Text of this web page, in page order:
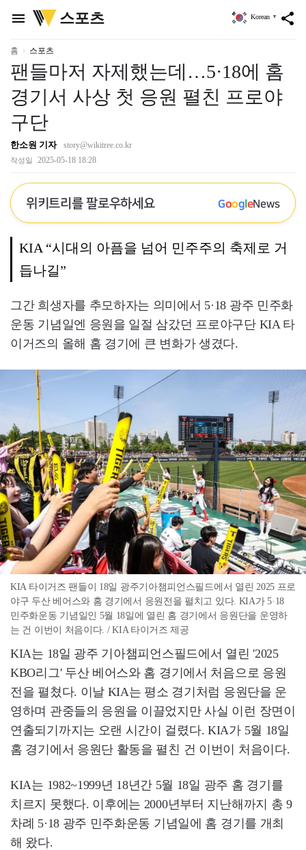
menu
위
키
스포츠 share
Korean ▼
홈 스포츠
팬들마저 자제했는데…5·18에 홈
경기서 사상 첫 응원 펼친 프로야
구단
한소원 기자 story@wikitree.co.kr
작성일 2025-05-18 18:28
위키트리를 팔로우하세요 GoogleNews
KIA “시대의 아픔을 넘어 민주주의 축제로 거
듭나길”
그간 희생자를 추모하자는 의미에서 5·18 광주 민주화
운동 기념일엔 응원을 일절 삼갔던 프로야구단 KIA 타
이거즈의 올해 홈 경기에 큰 변화가 생겼다.
KIA 타이거즈 팬들이 18일 광주기아챔피언스필드에서 열린 2025 프로
야구 두산 베어스와 홈 경기에서 응원전을 펼치고 있다. KIA가 5·18
민주화운동 기념일인 5월 18일에 열린 홈 경기에서 응원단을 운영하
는 건 이번이 처음이다. / KIA 타이거즈 제공
KIA는 18일 광주 기아챔피언스필드에서 열린 '2025
KBO리그' 두산 베어스와 홈 경기에서 처음으로 응원
전을 펼쳤다. 이날 KIA는 평소 경기처럼 응원단을 운
영하며 관중들의 응원을 이끌었지만 사실 이런 장면이
연출되기까지는 오랜 시간이 걸렸다. KIA가 5월 18일
홈 경기에서 응원단 활동을 펼친 건 이번이 처음이다.
KIA는 1982~1999년 18년간 5월 18일 광주 홈 경기를
치르지 못했다. 이후에는 2000년부터 지난해까지 총 9
차례 5·18 광주 민주화운동 기념일에 홈 경기를 개최
해 왔다.